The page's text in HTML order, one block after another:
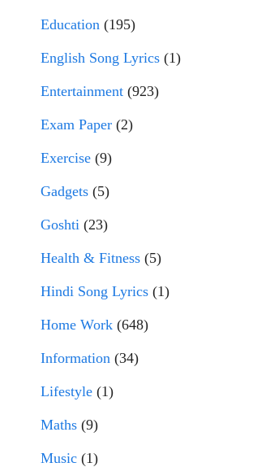
Education (195)
English Song Lyrics (1)
Entertainment (923)
Exam Paper (2)
Exercise (9)
Gadgets (5)
Goshti (23)
Health & Fitness (5)
Hindi Song Lyrics (1)
Home Work (648)
Information (34)
Lifestyle (1)
Maths (9)
Music (1)